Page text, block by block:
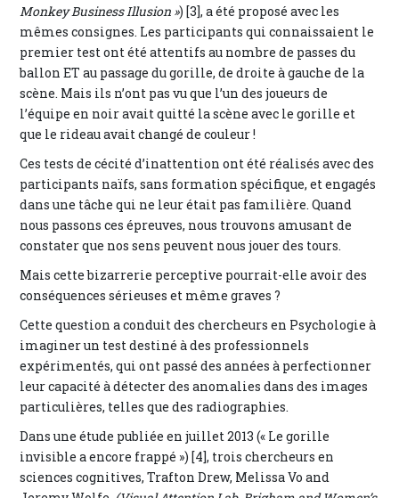
Monkey Business Illusion ») [3], a été proposé avec les
mêmes consignes. Les participants qui connaissaient le
premier test ont été attentifs au nombre de passes du
ballon ET au passage du gorille, de droite à gauche de la
scène. Mais ils n’ont pas vu que l’un des joueurs de
l’équipe en noir avait quitté la scène avec le gorille et
que le rideau avait changé de couleur !
Ces tests de cécité d’inattention ont été réalisés avec des
participants naïfs, sans formation spécifique, et engagés
dans une tâche qui ne leur était pas familière. Quand
nous passons ces épreuves, nous trouvons amusant de
constater que nos sens peuvent nous jouer des tours.
Mais cette bizarrerie perceptive pourrait-elle avoir des
conséquences sérieuses et même graves ?
Cette question a conduit des chercheurs en Psychologie à
imaginer un test destiné à des professionnels
expérimentés, qui ont passé des années à perfectionner
leur capacité à détecter des anomalies dans des images
particulières, telles que des radiographies.
Dans une étude publiée en juillet 2013 (« Le gorille
invisible a encore frappé ») [4], trois chercheurs en
sciences cognitives, Trafton Drew, Melissa Vo and